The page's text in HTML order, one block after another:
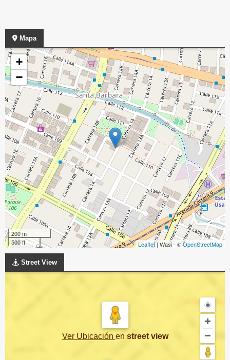
Mapa
+
−
200 m
500 ft
Leaflet| Wasi - ©OpenStreetMap
Street View
Ver Ubicación en street view